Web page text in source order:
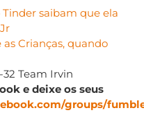
saibam que ela
as Crianças, quando
Team Irvin
e deixe os seus
groups/